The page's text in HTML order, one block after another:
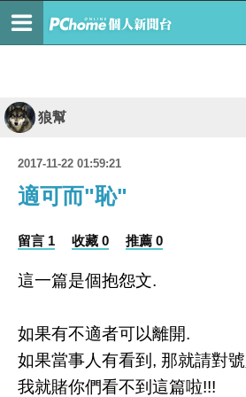
狼幫
2017-11-22 01:59:21
適可而"恥"
留言 1 收藏 0 推薦 0
這一篇是個抱怨文.
如果有不適者可以離開.
如果當事人有看到, 那就請對
我就賭你們看不到這篇啦!!!